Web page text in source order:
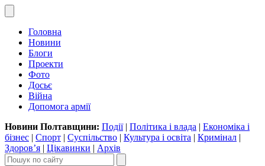
Головна
Новини
Блоги
Проекти
Фото
Досьє
Війна
Допомога армії
Новини Полтавщини: Події| Політика і влада | Економіка і
бізнес | Спорт | Суспільство | Культура і освіта | Кримінал |
Здоров’я | Цікавинки | Архів